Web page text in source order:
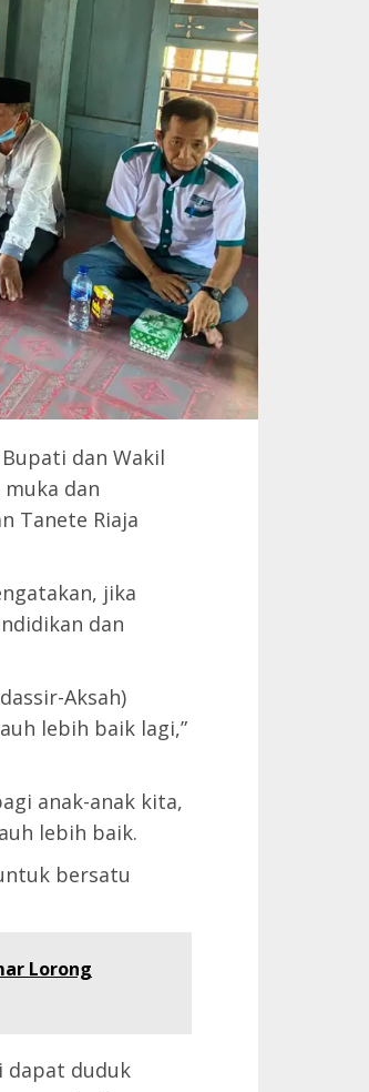
Bupati dan Wakil
dan
Tanete Riaja
jika
dan
Aksah)
lebih baik lagi,”
anak-anak kita,
lebih baik.
bersatu
Lorong
dapat duduk